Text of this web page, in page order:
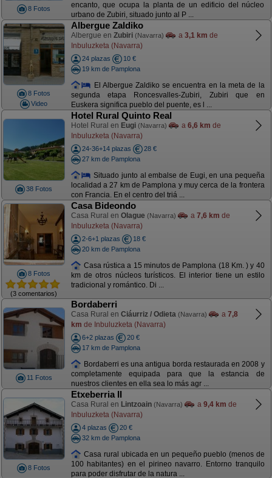
8 Fotos
encanto, que ocupa la planta de un edificio del núcleo
urbano de Zubiri, situado junto al P ...
8 Fotos
Video
Albergue Zaldiko
Albergue en Zubiri (Navarra) a 3,1 km de
Inbuluzketa (Navarra)
24 plazas
10 €
19 km de Pamplona
El Albergue Zaldiko se encuentra en la meta de la
segunda etapa Roncesvalles-Zubiri, Zubiri que en
Euskera significa pueblo del puente, es l ...
38 Fotos
Hotel Rural Quinto Real
Hotel Rural en Eugi (Navarra) a 6,6 km de
Inbuluzketa (Navarra)
24-36+14 plazas
28 €
27 km de Pamplona
Situado junto al embalse de Eugi, en una pequeña
localidad a 27 km de Pamplona y muy cerca de la frontera
con Francia. En el centro del triá ...
8 Fotos
(3 comentarios)
Casa Bideondo
Casa Rural en Olague (Navarra) a 7,6 km de
Inbuluzketa (Navarra)
2-6+1 plazas
18 €
20 km de Pamplona
Casa rústica a 15 minutos de Pamplona (18 Km. ) y 40
km de otros núcleos turísticos. El interior tiene un estilo
tradicional y romántico. Di ...
11 Fotos
Bordaberri
Casa Rural en Ciáurriz / Odieta (Navarra) a 7,8
km de Inbuluzketa (Navarra)
6+2 plazas
20 €
17 km de Pamplona
Bordaberri es una antigua borda restaurada en 2008 y
completamente equipada para que la estancia de
nuestros clientes en ella sea lo más agr ...
8 Fotos
Etxeberria II
Casa Rural en Lintzoain (Navarra) a 9,4 km de
Inbuluzketa (Navarra)
4 plazas
20 €
32 km de Pamplona
Casa rural ubicada en un pequeño pueblo (menos de
100 habitantes) en el pirineo navarro. Entorno tranquilo
para poder disfrutar de la natura ...